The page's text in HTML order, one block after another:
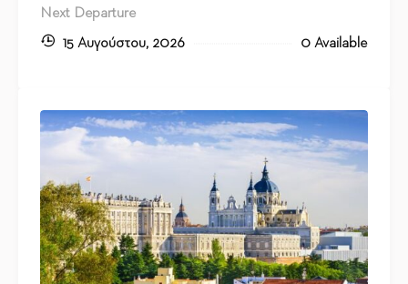
Next Departure
15 Αυγούστου, 2026 0 Available